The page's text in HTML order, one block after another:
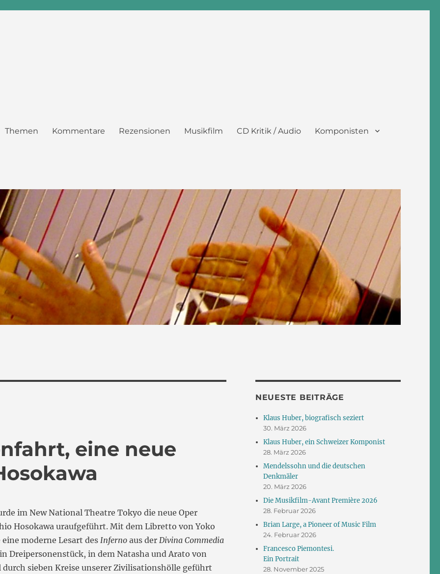
Themen Kommentare Rezensionen Musikfilm CD Kritik / Audio Komponisten
eine neue
im New National Theatre Tokyo die neue Oper
Hosokawa uraufgeführt. Mit dem Libretto von Yoko
moderne Lesart des Infernoaus der Divina Commedia
Dreipersonenstück, in dem Natasha und Arato von
durch sieben Kreise unserer Zivilisationshölle geführt
NEUESTE BEITRÄGE
Klaus Huber, biografisch seziert
30. März 2026
Klaus Huber, ein Schweizer Komponist
28. März 2026
Mendelssohn und die deutschen
Denkmäler
20. März 2026
Die Musikfilm-Avant Première 2026
28. Februar 2026
Brian Large, a Pioneer of Music Film
24. Februar 2026
Francesco Piemontesi.
Ein Portrait
28. November 2025